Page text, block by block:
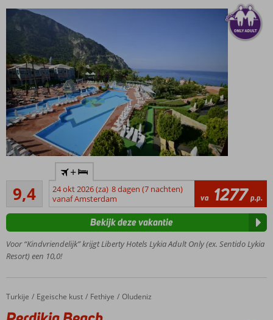
hotel;
minimale
leeftijd
Gelegen
prachtige
groene
24/7
drankjes
9,4
Uitstekend
36
beoordelingen
+
24 okt 2026 (za) 8 dagen (7 nachten)
vanaf Amsterdam
va 1277 p.p.
Voor “Kindvriendelijk” krijgt Liberty Hotels Lykia Adult Only (ex. Sentido Lykia
Resort) een 10,0!
Bekijk deze vakantie
Home
Turkije Egeische kust Fethiye Oludeniz
Perdikia Beach